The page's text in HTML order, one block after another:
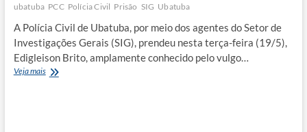
ubatuba PCC Polícia Civil Prisão SIG Ubatuba
A Polícia Civil de Ubatuba, por meio dos agentes do Setor de
Investigações Gerais (SIG), prendeu nesta terça-feira (19/5),
Edigleison Brito, amplamente conhecido pelo vulgo…
Veja maisPolícia